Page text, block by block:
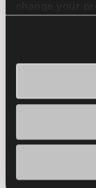
безопасное
ЛЕГКИЙ